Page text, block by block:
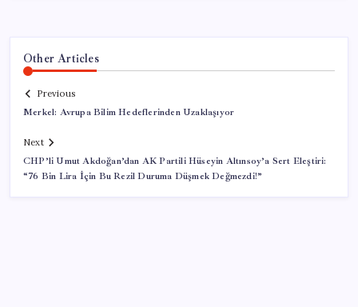
Other Articles
Previous
Merkel: Avrupa Bilim Hedeflerinden Uzaklaşıyor
Next
CHP’li Umut Akdoğan’dan AK Partili Hüseyin Altınsoy’a Sert Eleştiri:
“76 Bin Lira İçin Bu Rezil Duruma Düşmek Değmezdi!”